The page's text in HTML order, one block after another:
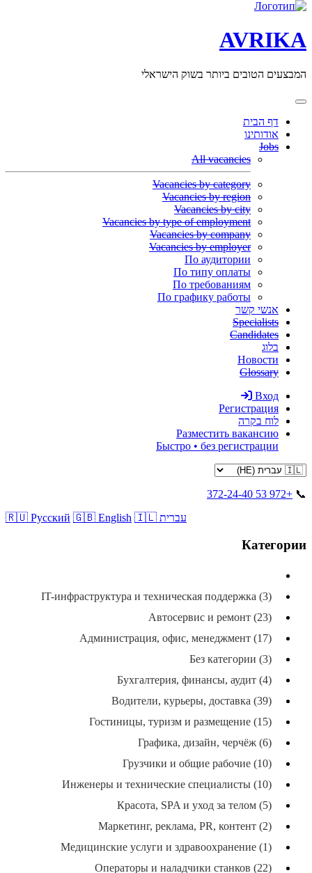
AVRIKA
המבצעים הטובים ביותר בשוק הישראלי
דף הבית
אודותינו
Jobs
All vacancies
Vacancies by category
Vacancies by region
Vacancies by city
Vacancies by type of employment
Vacancies by company
Vacancies by employer
По аудитории
По типу оплаты
По требованиям
По графику работы
אנשי קשר
Specialists
Candidates
בלוג
Новости
Glossary
Вход
Регистрация
לוח בקרה
Разместить вакансию
Быстро • без регистрации
📞
+972 53 372-24-40
🇷🇺 Русский 🇬🇧 English 🇮🇱 עברית
Категории
IT-инфраструктура и техническая поддержка (3)
Автосервис и ремонт (23)
Администрация, офис, менеджмент (17)
Без категории (3)
Бухгалтерия, финансы, аудит (4)
Водители, курьеры, доставка (39)
Гостиницы, туризм и размещение (15)
Графика, дизайн, черчёж (6)
Грузчики и общие рабочие (10)
Инженеры и технические специалисты (10)
Красота, SPA и уход за телом (5)
Маркетинг, реклама, PR, контент (2)
Медицинские услуги и здравоохранение (1)
Операторы и наладчики станков (22)